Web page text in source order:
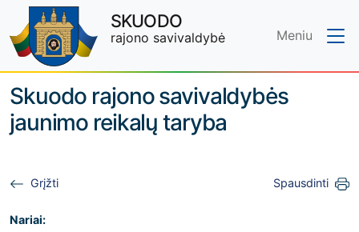
Skip to main content
SKUODO
rajono savivaldybė Meniu
Skuodo rajono savivaldybės
jaunimo reikalų taryba
Grįžti Spausdinti
Nariai: